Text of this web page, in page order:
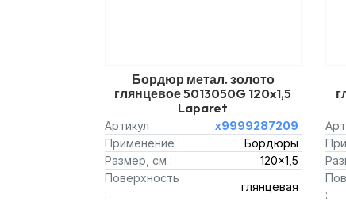
Бордюр метал. золото
глянцевое 5013050G 120x1,5
Laparet
Артикул
х9999287209
Применение :
Бордюры
Размер, см :
120x1,5
Поверхность
:
глянцевая
: